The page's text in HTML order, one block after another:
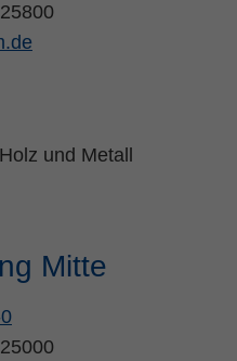
und Metall
Mitte
Sitzungs Identifikation